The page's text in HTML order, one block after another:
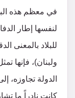
في معظم هذه
لنفسها إطار
للبلاد بالمعنى
ولبنان)، فإنها
الدولة تجاوزه،
كانت نادراً ما